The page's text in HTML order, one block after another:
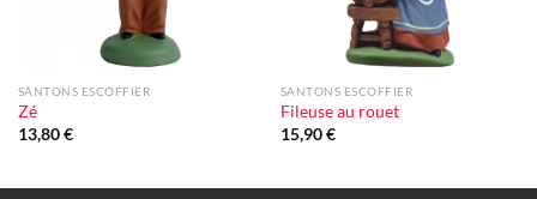
SANTONS ESCOFFIER
Zé
13,80€
SANTONS ESCOFFIER
Fileuse au rouet
15,90€